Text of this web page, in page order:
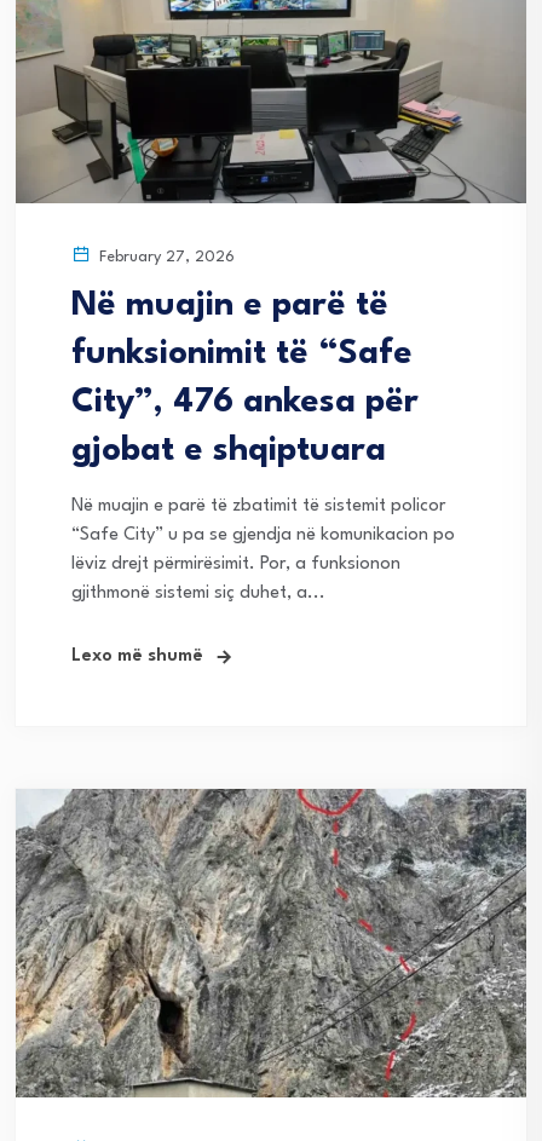
February 27, 2026
Në muajin e parë të
funksionimit të “Safe
City”, 476 ankesa për
gjobat e shqiptuara
Në muajin e parë të zbatimit të sistemit policor
“Safe City” u pa se gjendja në komunikacion po
lëviz drejt përmirësimit. Por, a funksionon
gjithmonë sistemi siç duhet, a...
Lexo më shumë